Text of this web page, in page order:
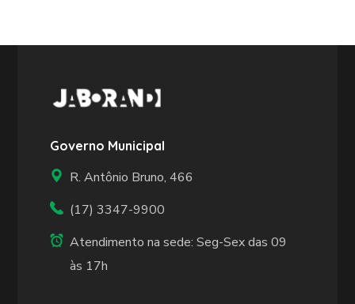
Governo Municipal
R. Antônio Bruno, 466
(17) 3347-9900
Atendimento na sede: Seg-Sex das 09
às 17h